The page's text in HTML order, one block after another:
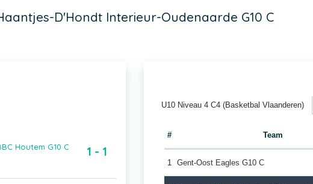
D'Hondt Interieur-Oudenaarde G10 C
Houtem G10 C 1 - 1
U10 Niveau 4 C4 (Basketbal Vlaanderen)
# Team
1 Gent-Oost Eagles G10 C